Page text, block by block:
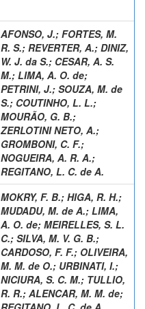
AFONSO, J.; FORTES, M.
R. S.; REVERTER, A.; DINIZ,
W. J. da S.; CESAR, A. S.
M.; LIMA, A. O. de;
PETRINI, J.; SOUZA, M. de
S.; COUTINHO, L. L.;
MOURÃO, G. B.;
ZERLOTINI NETO, A.;
GROMBONI, C. F.;
NOGUEIRA, A. R. A.;
REGITANO, L. C. de A.
MOKRY, F. B.; HIGA, R. H.;
MUDADU, M. de A.; LIMA,
A. O. de; MEIRELLES, S. L.
C.; SILVA, M. V. G. B.;
CARDOSO, F. F.; OLIVEIRA,
M. M. de O.; URBINATI, I.;
NICIURA, S. C. M.; TULLIO,
R. R.; ALENCAR, M. M. de;